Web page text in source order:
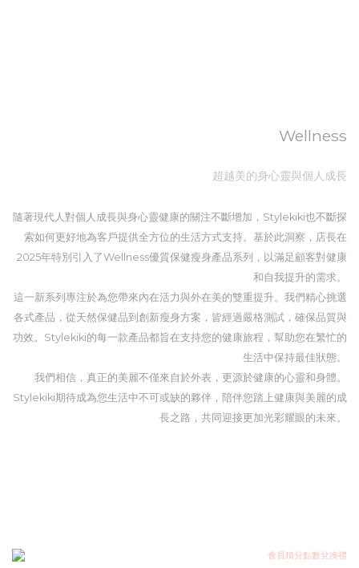
Wellness
超越美的身心靈與個人成長
隨著現代人對個人成長與身心靈健康的關注不斷增加，Stylekiki也不斷探
索如何更好地為客戶提供全方位的生活方式支持。基於此洞察，店長在
2025年特別引入了Wellness優質保健瘦身產品系列，以滿足顧客對健康
和自我提升的需求。
這一新系列專注於為您帶來內在活力與外在美的雙重提升。我們精心挑選
各式產品，從天然保健品到創新瘦身方案，皆經過嚴格測試，確保品質與
功效。Stylekiki的每一款產品都旨在支持您的健康旅程，幫助您在繁忙的
生活中保持最佳狀態。
我們相信，真正的美麗不僅來自於外表，更源於健康的心靈和身體。
Stylekiki期待成為您生活中不可或缺的夥伴，陪伴您踏上健康與美麗的成
長之路，共同迎接更加光彩耀眼的未來。